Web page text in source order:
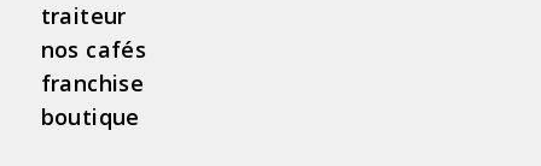
traiteur
nos cafés
franchise
boutique